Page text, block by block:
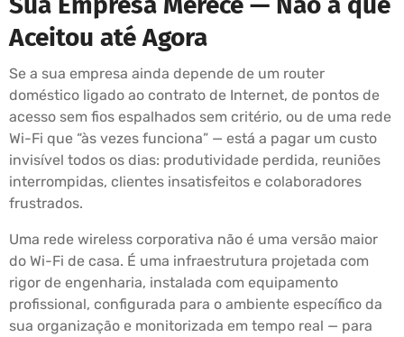
Aceitou até Agora
Se a sua empresa ainda depende de um router
doméstico ligado ao contrato de Internet, de pontos de
acesso sem fios espalhados sem critério, ou de uma rede
Wi-Fi que “às vezes funciona” — está a pagar um custo
invisível todos os dias: produtividade perdida, reuniões
interrompidas, clientes insatisfeitos e colaboradores
frustrados.
Uma rede wireless corporativa não é uma versão maior
do Wi-Fi de casa. É uma infraestrutura projetada com
rigor de engenharia, instalada com equipamento
profissional, configurada para o ambiente específico da
sua organização e monitorizada em tempo real — para